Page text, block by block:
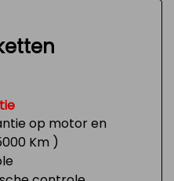
op motor en
Km )